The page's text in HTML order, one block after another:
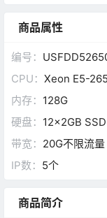
商品属性
编号：
CPU： Xeon E5-
内存： 128G
硬盘： 12x2GB SSD
带宽： 20G不限流量
IP数： 5个
商品简介